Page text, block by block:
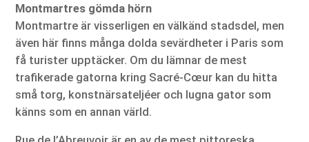
Montmartres gömda hörn
Montmartre är visserligen en välkänd stadsdel, men
även här finns många dolda sevärdheter i Paris som
få turister upptäcker. Om du lämnar de mest
trafikerade gatorna kring Sacré-Cœur kan du hitta
små torg, konstnärsateljéer och lugna gator som
känns som en annan värld.